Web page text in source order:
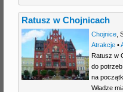
Ratusz w Chojnicach
Chojnice,
Atrakcje•
Ratusz w
do
na
Władze